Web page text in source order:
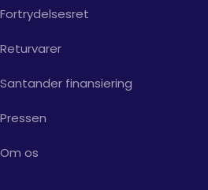
Fortrydelsesret
Returvarer
Santander finansiering
Pressen
Om os